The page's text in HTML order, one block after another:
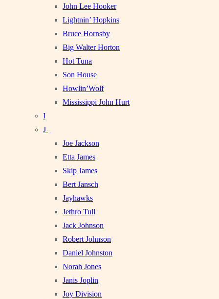
John Lee Hooker
Lightnin’ Hopkins
Bruce Hornsby
Big Walter Horton
Hot Tuna
Son House
Howlin’Wolf
Mississippi John Hurt
I
J
Joe Jackson
Etta James
Skip James
Bert Jansch
Jayhawks
Jethro Tull
Jack Johnson
Robert Johnson
Daniel Johnston
Norah Jones
Janis Joplin
Joy Division